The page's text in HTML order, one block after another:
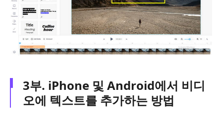
3부. iPhone 및 Android에서 비디
오에 텍스트를 추가하는 방법